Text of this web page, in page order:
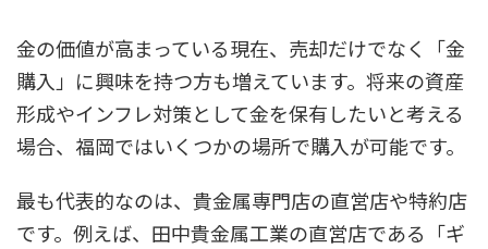
金の価値が高まっている現在、売却だけでなく「金
購入」に興味を持つ方も増えています。将来の資産
形成やインフレ対策として金を保有したいと考える
場合、福岡ではいくつかの場所で購入が可能です。
最も代表的なのは、貴金属専門店の直営店や特約店
です。例えば、田中貴金属工業の直営店である「ギ